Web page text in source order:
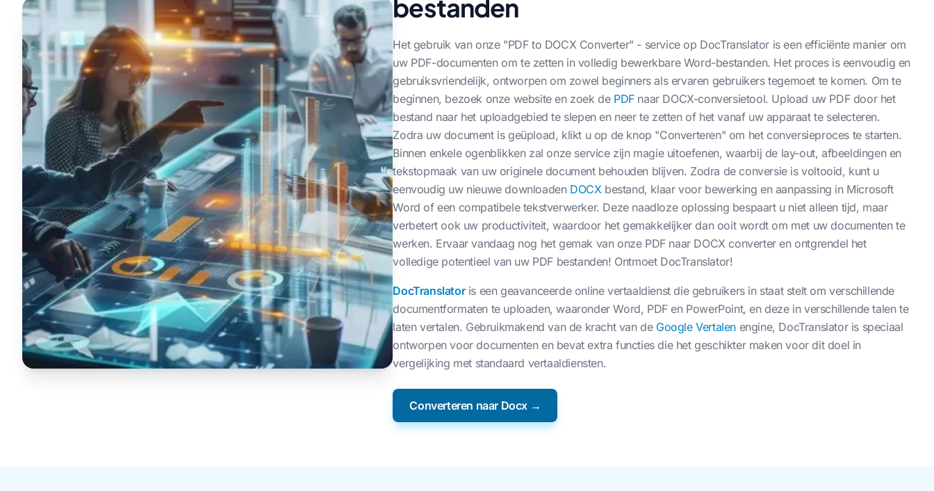
bestanden
Het gebruik van onze "PDF to DOCX Converter" - service op DocTranslator is een efficiënte manier om
uw PDF-documenten om te zetten in volledig bewerkbare Word-bestanden. Het proces is eenvoudig en
gebruiksvriendelijk, ontworpen om zowel beginners als ervaren gebruikers tegemoet te komen. Om te
beginnen, bezoek onze website en zoek de PDFnaar DOCX-conversietool. Upload uw PDF door het
bestand naar het uploadgebied te slepen en neer te zetten of het vanaf uw apparaat te selecteren.
Zodra uw document is geüpload, klikt u op de knop "Converteren" om het conversieproces te starten.
Binnen enkele ogenblikken zal onze service zijn magie uitoefenen, waarbij de lay-out, afbeeldingen en
tekstopmaak van uw originele document behouden blijven. Zodra de conversie is voltooid, kunt u
eenvoudig uw nieuwe downloaden DOCXbestand, klaar voor bewerking en aanpassing in Microsoft
Word of een compatibele tekstverwerker. Deze naadloze oplossing bespaart u niet alleen tijd, maar
verbetert ook uw productiviteit, waardoor het gemakkelijker dan ooit wordt om met uw documenten te
werken. Ervaar vandaag nog het gemak van onze PDF naar DOCX converter en ontgrendel het
volledige potentieel van uw PDF bestanden! Ontmoet DocTranslator!
DocTranslatoris een geavanceerde online vertaaldienst die gebruikers in staat stelt om verschillende
documentformaten te uploaden, waaronder Word, PDF en PowerPoint, en deze in verschillende talen te
laten vertalen. Gebruikmakend van de kracht van de Google Vertalenengine, DocTranslator is speciaal
ontworpen voor documenten en bevat extra functies die het geschikter maken voor dit doel in
vergelijking met standaard vertaaldiensten.
Converteren naar Docx →